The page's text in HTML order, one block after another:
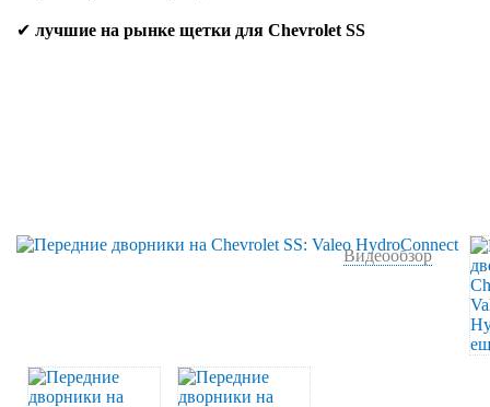
✔ лучшие на рынке щетки для Chevrolet SS
Видеообзор